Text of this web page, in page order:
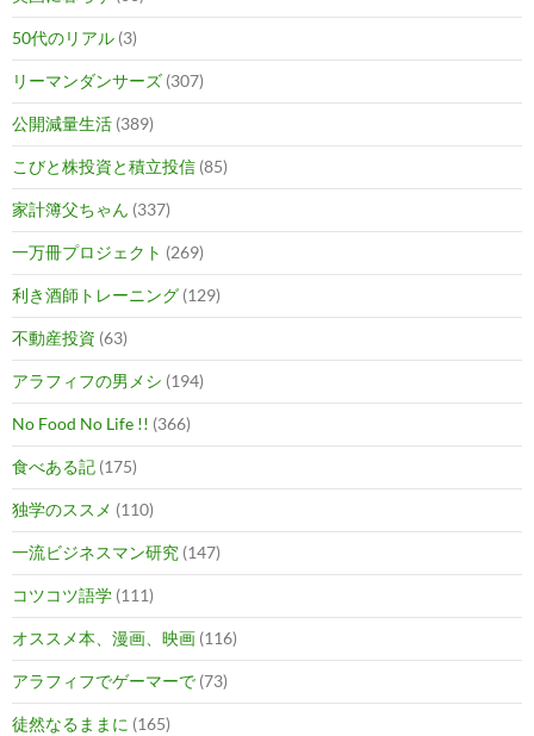
50代のリアル (3)
リーマンダンサーズ (307)
公開減量生活 (389)
こびと株投資と積立投信 (85)
家計簿父ちゃん (337)
一万冊プロジェクト (269)
利き酒師トレーニング (129)
不動産投資 (63)
アラフィフの男メシ (194)
No Food No Life !! (366)
食べある記 (175)
独学のススメ (110)
一流ビジネスマン研究 (147)
コツコツ語学 (111)
オススメ本、漫画、映画 (116)
アラフィフでゲーマーで (73)
徒然なるままに (165)